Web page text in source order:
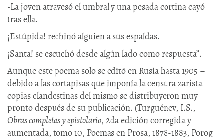
-La joven atravesó el umbral y una pesada cortina cayó
tras ella.
¡Estúpida! rechinó alguien a sus espaldas.
¡Santa! se escuchó desde algún lado como respuesta”.
Aunque este poema solo se editó en Rusia hasta 1905 –
debido a las cortapisas que imponía la censura zarista–
copias clandestinas del mismo se distribuyeron muy
pronto después de su publicación. (Turguénev, I.S.,
Obras completas y epistolario, 2da edición corregida y
aumentada, tomo 10, Poemas en Prosa, 1878-1883, Porog